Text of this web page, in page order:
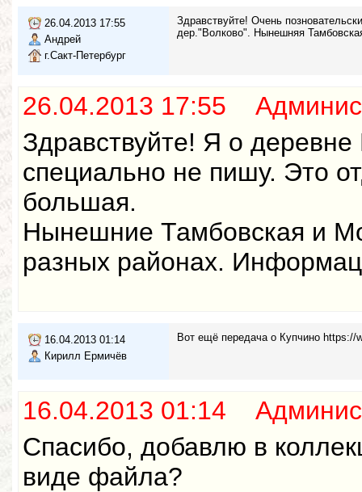
26.04.2013 17:55
Андрей
г.Сакт-Петербург
Здравствуйте! Очень
дер."Волково". Нынешняя
26.04.2013 17:55
Здравствуйте! Я о деревне
специально не пишу. Это
большая.
Нынешние Тамбовская и
разных районах.
16.04.2013 01:14
Кирилл Ермичёв
Вот ещё передача о Купчино https://
16.04.2013 01:14
Спасибо, добавлю в
виде файла?